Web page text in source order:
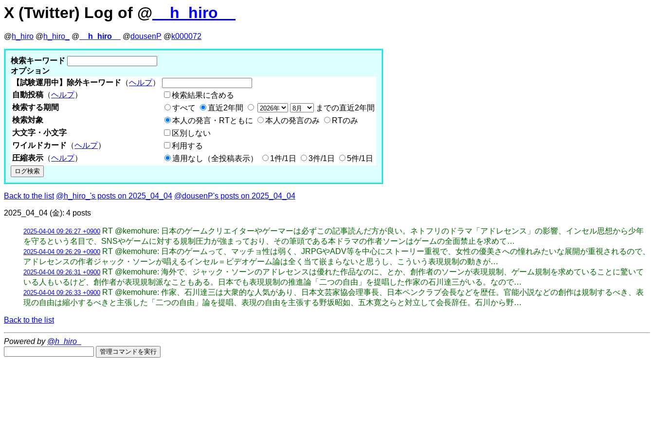
X (Twitter) Log of @ __h_hiro__
@h_hiro @h_hiro_ @ __h_hiro__ @dousenP @k000072
検索キーワード
オプション
【試験運用中】除外キーワード （ヘルプ）
自動投稿 （ヘルプ）
検索結果に含める
検索する期間
すべて 直近2年間
までの直近2年間
検索対象
本人の発言・RTともに 本人の発言のみ
RTのみ
大文字・小文字
区別しない
ワイルドカード （ヘルプ）
利用する
圧縮表示 （ヘルプ） 適用なし（全投稿表示） 1件/1日 3件/1日 5件/1日
Back to the list @h_hiro_'s posts on 2025_04_04 @dousenP's posts on 2025_04_04
2025_04_04 (金): 4 posts
2025-04-04 09:26:27 +0900 RT @kemohure: 日本のゲームクリエイターやゲーマーは必ずこの記事読んだ方が良い。ネトフリのドラマ「アドレセンス」の影響、インセル思想から少年
を守るという名目で、SNSやゲームに対する規制圧力が強まっており、その筆頭である本ドラマの作者ソーンはゲームの全面禁止を求めて…
2025-04-04 09:26:29 +0900 RT @kemohure: 日本のゲームって、マッチョ性は弱く、JRPGやADV等を中心にストーリー重視で、女性の優美さへの憧れみたいな展開が重視されるので、
アドレセンスの作者ジャック・ソーンが唱えるインセル＝ビデオゲーム論は全く当て嵌まらないと思うし、こういう表現規制の動きが…
2025-04-04 09:26:31 +0900 RT @kemohure: 海外で、ジャック・ソーンのアドレセンスは優れた作品なのに、とか、創作者のソーンが表現規制、ゲーム規制を求めていることに驚いて
いる人もいるけど、創作者が表現規制派なこともある。日本でも表現規制の推進論「二つの自由」を提唱した作家の石川達三がいる。なので…
2025-04-04 09:26:33 +0900 RT @kemohure: 作家、石川達三は大衆的な人気があり、日本文芸家協会理事長、日本ペンクラブ会長などを歴任。官能小説などの創作は規制するべき、表
現の自由は縮小するべきと主張した「二つの自由」論を提唱、表現の自由を主張する野坂昭如、五木寛之らと対立して会長辞任。石川から野…
Back to the list
Powered by @h_hiro_